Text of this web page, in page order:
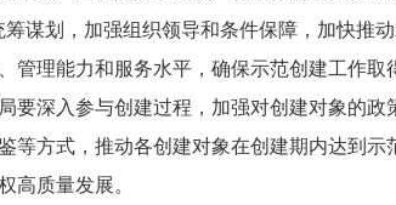
筹谋划，加强组织领导和条件保障，加快推
管理能力和服务水平，确保示范创建工作
要深入参与创建过程，加强对创建对象的
等方式，推动各创建对象在创建期内达到
高质量发展。